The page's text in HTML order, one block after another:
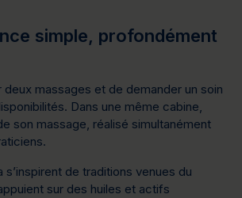
simple, profondément
deux massages et de demander un soin
Dans une même cabine,
son massage, réalisé simultanément
s’inspirent de traditions venues du
sur des huiles et actifs